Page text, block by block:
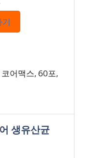
어맥스, 60포,
생유산균